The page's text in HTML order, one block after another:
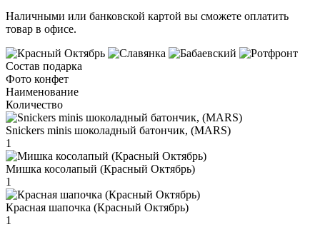
Наличными или банковской картой вы сможете оплатить
товар в офисе.
Состав подарка
Фото конфет
Наименование
Количество
Snickers minis шоколадный батончик, (MARS)
1
Мишка косолапый (Красный Октябрь)
1
Красная шапочка (Красный Октябрь)
1